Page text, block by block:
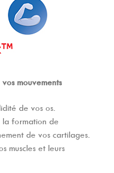
mouvements
de vos os.
la formation de
de vos cartilages.
muscles et leurs